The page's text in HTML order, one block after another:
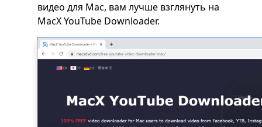
видео для Mac, вам лучше взглянуть на
MacX YouTube Downloader.